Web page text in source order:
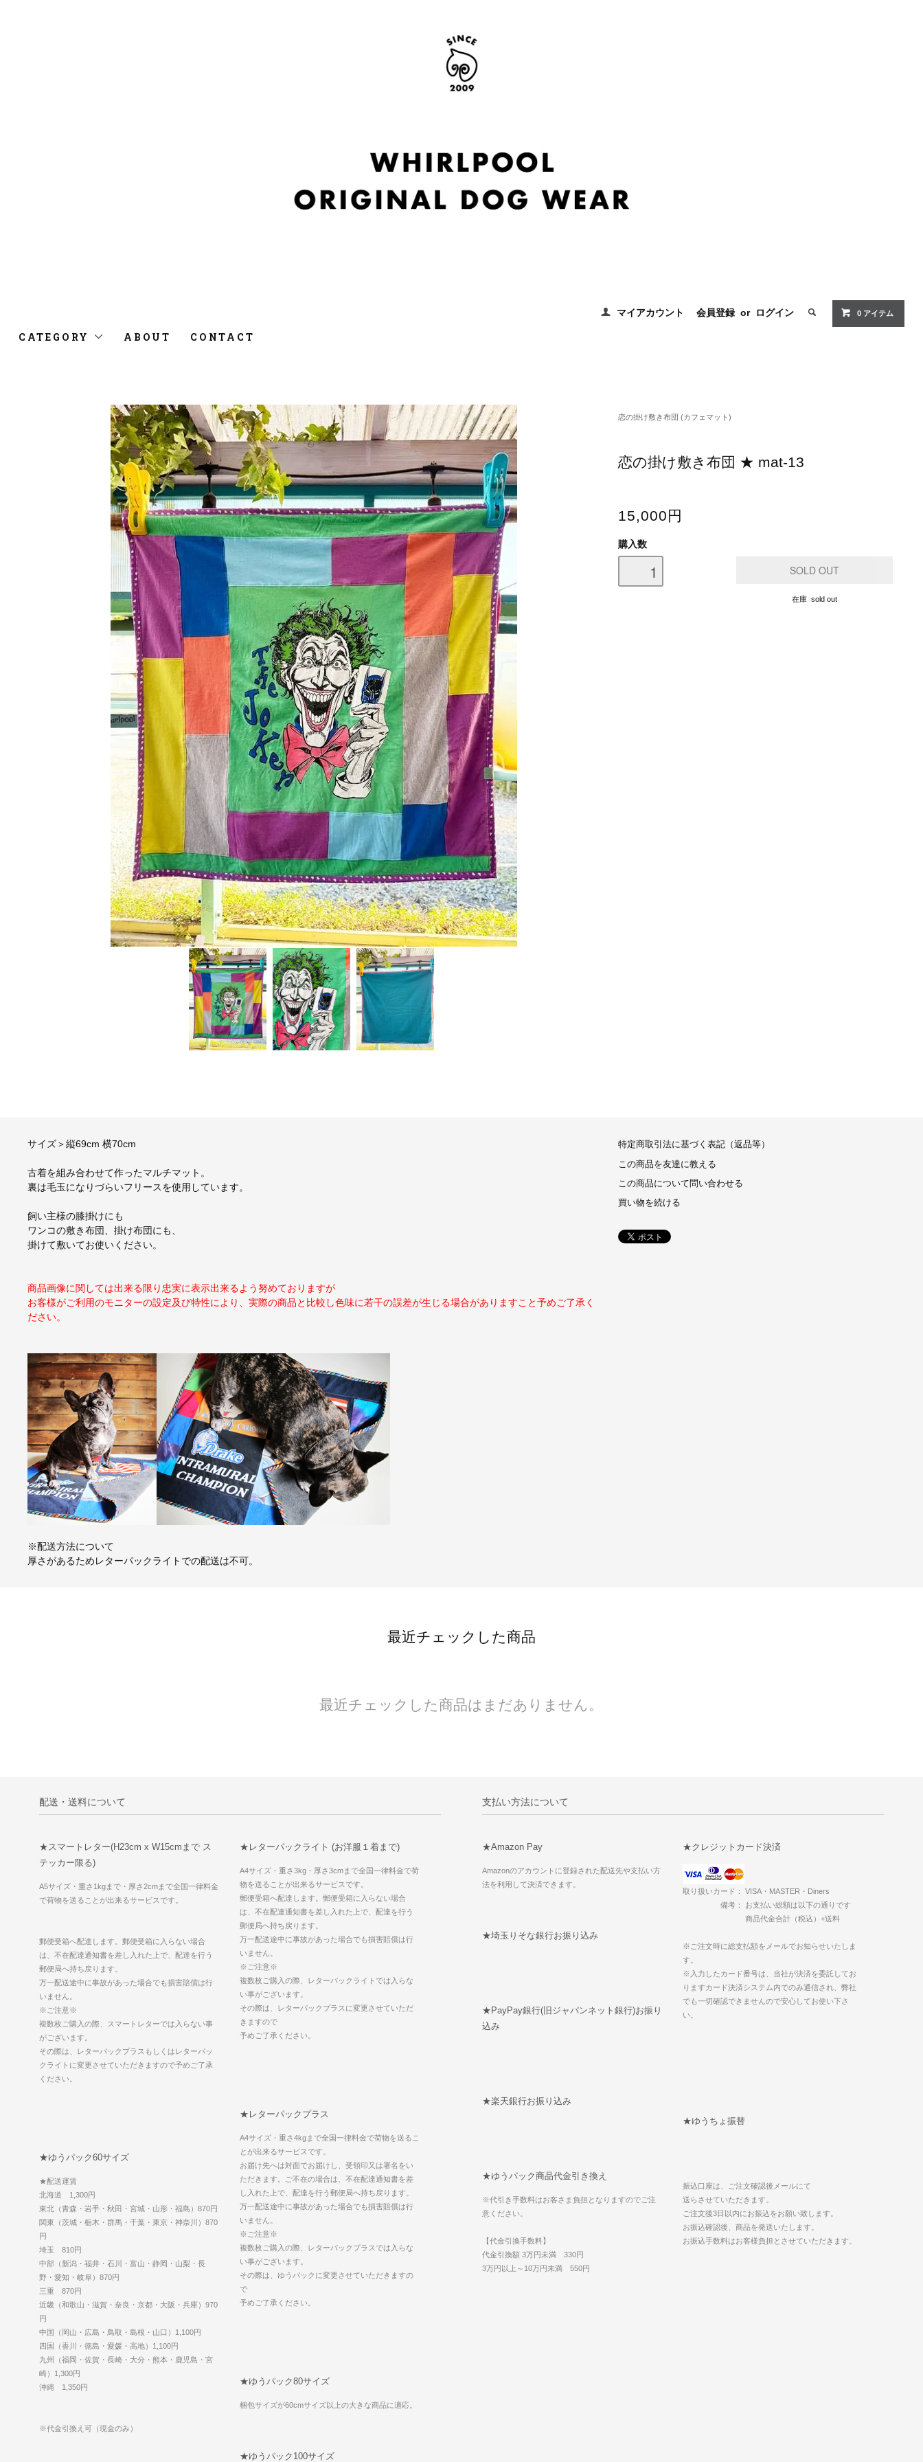
マイアカウント 会員登録 or ログイン 0 アイテム
CATEGORY ABOUT CONTACT
恋の掛け敷き布団 (カフェマット)
恋の掛け敷き布団 ★ mat-13
15,000円
購入数
在庫 sold out
サイズ＞縦69cm 横70cm
古着を組み合わせて作ったマルチマット。
裏は毛玉になりづらいフリースを使用しています。
飼い主様の膝掛けにも
ワンコの敷き布団、掛け布団にも、
掛けて敷いてお使いください。
商品画像に関しては出来る限り忠実に表示出来るよう努めておりますが
お客様がご利用のモニターの設定及び特性により、実際の商品と比較し色味に若干の誤差が生じる場合がありますこと予めご了承く
ださい。
※配送方法について
厚さがあるためレターパックライトでの配送は不可。
特定商取引法に基づく表記（返品等）
この商品を友達に教える
この商品について問い合わせる
買い物を続ける
最近チェックした商品
最近チェックした商品はまだありません。
配送・送料について
★スマートレター(H23cm x W15cmまで ス
テッカー限る)
A5サイズ・重さ1kgまで・厚さ2cmまで全国一律料金
で荷物を送ることが出来るサービスです。
郵便受箱へ配達します。郵便受箱に入らない場合
は、不在配達通知書を差し入れた上で、配達を行う
郵便局へ持ち戻ります。
万一配送途中に事故があった場合でも損害賠償は行
いません。
※ご注意※
複数枚ご購入の際、スマートレターでは入らない事
がございます。
その際は、レターパックプラスもしくはレターパッ
クライトに変更させていただきますので予めご了承
ください。
★レターパックライト (お洋服１着まで)
A4サイズ・重さ3kg・厚さ3cmまで全国一律料金で荷
物を送ることが出来るサービスです。
郵便受箱へ配達します。郵便受箱に入らない場合
は、不在配達通知書を差し入れた上で、配達を行う
郵便局へ持ち戻ります。
万一配送途中に事故があった場合でも損害賠償は行
いません。
※ご注意※
複数枚ご購入の際、レターパックライトでは入らな
い事がございます。
その際は、レターパックプラスに変更させていただ
きますので
予めご了承ください。
★レターパックプラス
A4サイズ・重さ4kgまで全国一律料金で荷物を送るこ
とが出来るサービスです。
お届け先へは対面でお届けし、受領印又は署名をい
ただきます。ご不在の場合は、不在配達通知書を差
し入れた上で、配達を行う郵便局へ持ち戻ります。
万一配送途中に事故があった場合でも損害賠償は行
いません。
※ご注意※
複数枚ご購入の際、レターパックプラスでは入らな
い事がございます。
その際は、ゆうパックに変更させていただきますの
で
予めご了承ください。
★ゆうパック60サイズ
★配送運賃
北海道 1,300円
東北（青森・岩手・秋田・宮城・山形・福島）870円
関東（茨城・栃木・群馬・千葉・東京・神奈川）870
円
埼玉 810円
中部（新潟・福井・石川・富山・静岡・山梨・長
野・愛知・岐阜）870円
三重 870円
近畿（和歌山・滋賀・奈良・京都・大阪・兵庫）970
円
中国（岡山・広島・鳥取・島根・山口）1,100円
四国（香川・徳島・愛媛・高地）1,100円
九州（福岡・佐賀・長崎・大分・熊本・鹿児島・宮
崎）1,300円
沖縄 1,350円
※代金引換え可（現金のみ）
★ゆうパック80サイズ
梱包サイズが60cmサイズ以上の大きな商品に適応。
★ゆうパック100サイズ
支払い方法について
★Amazon Pay
Amazonのアカウントに登録された配送先や支払い方
法を利用して決済できます。
★クレジットカード決済
取り扱いカード： VISA・MASTER・Diners
備考： お支払い総額は以下の通りです
商品代金合計（税込）+送料
※ご注文時に総支払額をメールでお知らせいたしま
す。
※入力したカード番号は、当社が決済を委託してお
りますカード決済システム内でのみ通信され、弊社
でも一切確認できませんので安心してお使い下さ
い。
★埼玉りそな銀行お振り込み
★PayPay銀行(旧ジャパンネット銀行)お振り
込み
★楽天銀行お振り込み
★ゆうちょ振替
振込口座は、ご注文確認後メールにて
送らさせていただきます。
ご注文後3日以内にお振込をお願い致します。
お振込確認後、商品を発送いたします。
お振込手数料はお客様負担とさせていただきます。
★ゆうパック商品代金引き換え
※代引き手数料はお客さま負担となりますのでご注
意ください。
【代金引換手数料】
代金引換額 3万円未満 330円
3万円以上～10万円未満 550円